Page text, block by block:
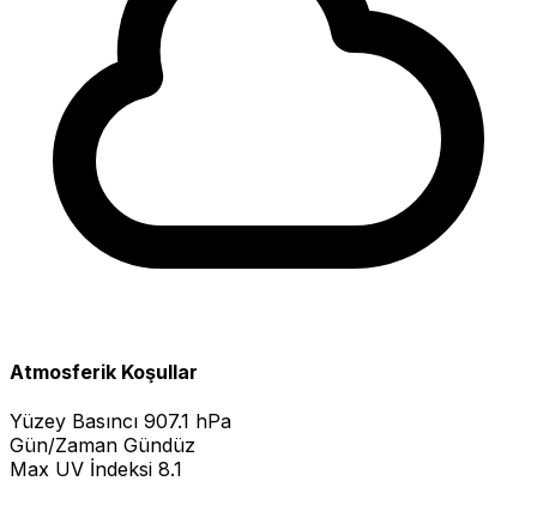
Atmosferik Koşullar
Yüzey Basıncı 907.1 hPa
Gün/Zaman Gündüz
Max UV İndeksi 8.1